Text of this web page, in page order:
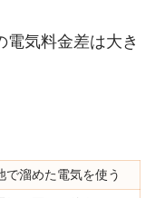
気料金差は大き
溜めた電気を使う